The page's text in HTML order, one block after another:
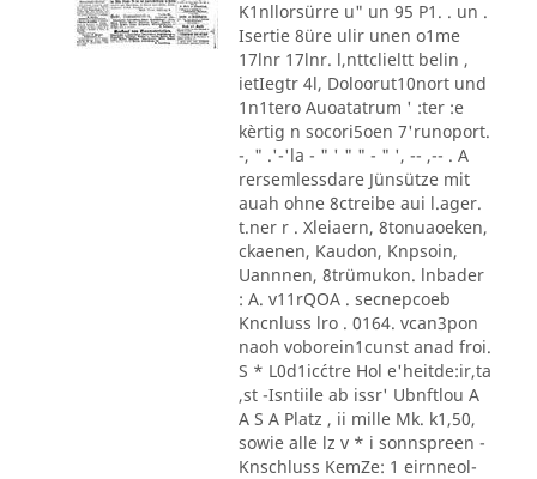
K1nllorsürre u" un 95 P1. . un .
Isertie 8üre ulir unen o1me
17lnr 17lnr. l,nttclieltt belin ,
ietIegtr 4l, Doloorut10nort und
1n1tero Auoatatrum ' :ter :e
kèrtig n socori5oen 7'runoport.
-, " .'-'la - " ' " " - " ', -- ,-- . A
rersemlessdare Jünsütze mit
auah ohne 8ctreibe aui l.ager.
t.ner r . Xleiaern, 8tonuaoeken,
ckaenen, Kaudon, Knpsoin,
Uannnen, 8trümukon. lnbader
: A. v11rQOA . secnepcoeb
Kncnluss lro . 0164. vcan3pon
naoh voborein1cunst anad froi.
S * L0d1ic´ctre Hol e'heitde:ir,ta
,st -Isntiile ab issr' Ubnftlou A
A S A Platz , ii mille Mk. k1,50,
sowie alle lz v * i sonnspreen -
Knschluss KemZe: 1 eirnneol-